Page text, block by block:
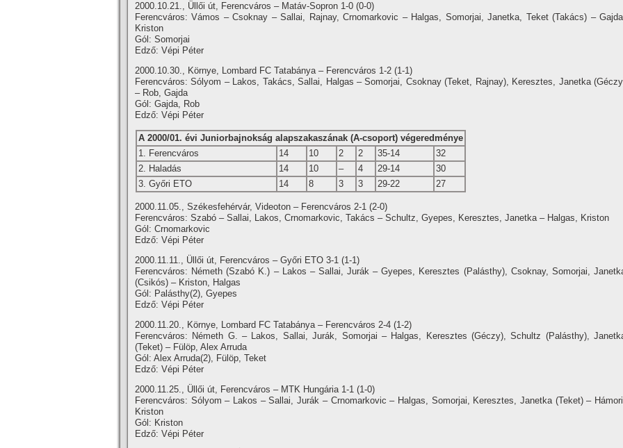
2000.10.21., Üllői út, Ferencváros – Matáv-Sopron 1-0 (0-0)
Ferencváros: Vámos – Csoknay – Sallai, Rajnay, Crnomarkovic – Halgas, Somorjai, Janetka, Teket (Takács) –
Kriston
Gól: Somorjai
Edző: Vépi Péter
2000.10.30., Környe, Lombard FC Tatabánya – Ferencváros 1-2 (1-1)
Ferencváros: Sólyom – Lakos, Takács, Sallai, Halgas – Somorjai, Csoknay (Teket, Rajnay), Keresztes, Janetka
– Rob, Gajda
Gól: Gajda, Rob
Edző: Vépi Péter
A 2000/01. évi Juniorbajnokság alapszakaszának (A-csoport) végeredménye
1. Ferencváros
14 10 2 2 35-14
32
2. Haladás
14 10 – 4 29-14
30
3. Győri ETO
14 8 3 3 29-22 27
2000.11.05., Székesfehérvár, Videoton – Ferencváros 2-1 (2-0)
Ferencváros: Szabó – Sallai, Lakos, Crnomarkovic, Takács – Schultz, Gyepes, Keresztes, Janetka – Halgas, Kriston
Gól: Crnomarkovic
Edző: Vépi Péter
2000.11.11., Üllői út, Ferencváros – Győri ETO 3-1 (1-1)
Ferencváros: Németh (Szabó K.) – Lakos – Sallai, Jurák – Gyepes, Keresztes (Palásthy), Csoknay, Somorjai,
(Csikós) – Kriston, Halgas
Gól: Palásthy(2), Gyepes
Edző: Vépi Péter
2000.11.20., Környe, Lombard FC Tatabánya – Ferencváros 2-4 (1-2)
Ferencváros: Németh G. – Lakos, Sallai, Jurák, Somorjai – Halgas, Keresztes (Géczy), Schultz (Palásthy),
(Teket) – Fülöp, Alex Arruda
Gól: Alex Arruda(2), Fülöp, Teket
Edző: Vépi Péter
2000.11.25., Üllői út, Ferencváros – MTK Hungária 1-1 (1-0)
Ferencváros: Sólyom – Lakos – Sallai, Jurák – Crnomarkovic – Halgas, Somorjai, Keresztes, Janetka (Teket) –
Kriston
Gól: Kriston
Edző: Vépi Péter